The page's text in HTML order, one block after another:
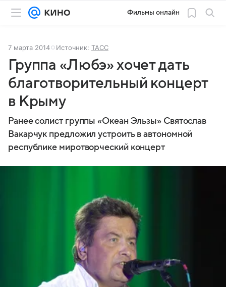
Фильмы онлайн
7 марта 2014 Источник: ТАСС
Группа «Любэ» хочет дать
благотворительный концерт
в Крыму
Ранее солист группы «Океан Эльзы» Святослав
Вакарчук предложил устроить в автономной
республике миротворческий концерт